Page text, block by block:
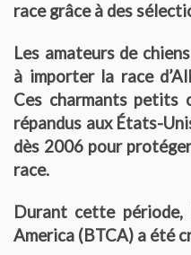
Les couleurs de la robe
Dépistage radiographique -
Conseils de toilettage
Le Biewer
race grâce à des
Les amateurs de
à importer la race
Ces charmants petits
répandus aux États-
dès 2006 pour
race.
Durant cette
America (BTCA) a été